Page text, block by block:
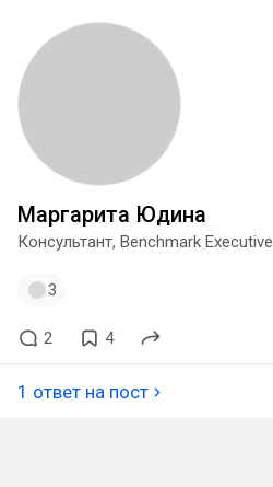
Маргарита Юдина
Консультант, Benchmark Executive
3
2 4
1 ответ на пост